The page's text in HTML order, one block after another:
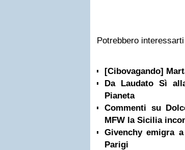
Potrebbero
[Cibovagando]
Da Laudato Sì
Pianeta
Commenti su
MFW la Sicilia
Givenchy emigra
Parigi